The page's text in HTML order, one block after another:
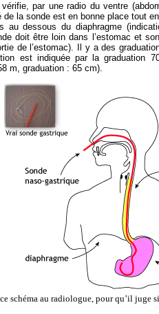
par une radio du ventre
de la sonde est en bonne place tout
au dessous du diaphragme
doit être loin dans l’estomac et
de l’estomac). Il y a des
est indiquée par la graduation
m, graduation : 65 cm).
schéma au radiologue, pour qu’il juge